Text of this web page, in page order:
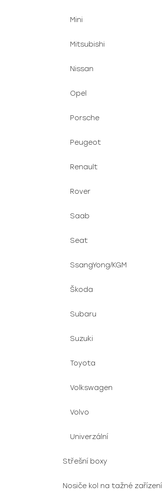
Mini
Mitsubishi
Nissan
Opel
Porsche
Peugeot
Renault
Rover
Saab
Seat
SsangYong/KGM
Škoda
Subaru
Suzuki
Toyota
Volkswagen
Volvo
Univerzální
Střešní boxy
Nosiče kol na tažné zařízení